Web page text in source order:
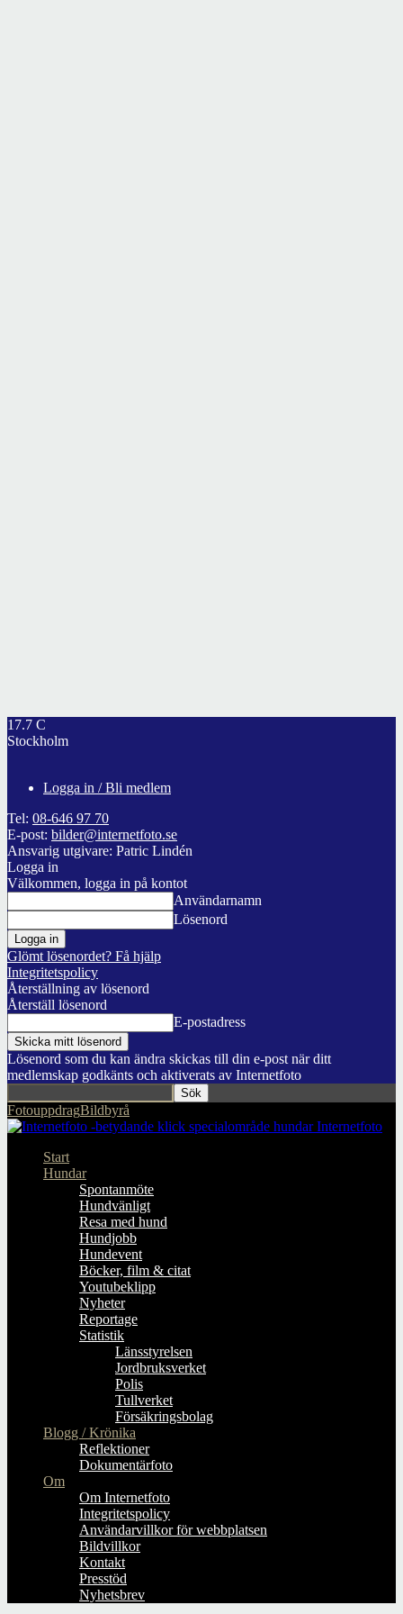
17.7 C
Stockholm
Logga in / Bli medlem
Tel: 08-646 97 70
E-post: bilder@internetfoto.se
Ansvarig utgivare: Patric Lindén
Logga in
Välkommen, logga in på kontot
Användarnamn
Lösenord
Glömt lösenordet? Få hjälp
Integritetspolicy
Återställning av lösenord
Återställ lösenord
E-postadress
Lösenord som du kan ändra skickas till din e-post när ditt
medlemskap godkänts och aktiverats av Internetfoto
FotouppdragBildbyrå
Internetfoto
Start
Hundar
Spontanmöte
Hundvänligt
Resa med hund
Hundjobb
Hundevent
Böcker, film & citat
Youtubeklipp
Nyheter
Reportage
Statistik
Länsstyrelsen
Jordbruksverket
Polis
Tullverket
Försäkringsbolag
Blogg / Krönika
Reflektioner
Dokumentärfoto
Om
Om Internetfoto
Integritetspolicy
Användarvillkor för webbplatsen
Bildvillkor
Kontakt
Presstöd
Nyhetsbrev